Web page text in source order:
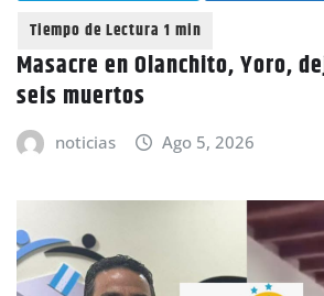
Masacre en Olanchito, Yoro,
seis muertos
noticias Ago 5, 2026